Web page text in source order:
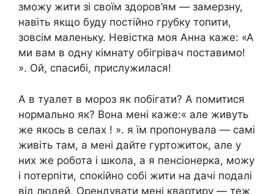
зможу жити зі своїм здоров’ям — замерзну,
навіть якщо буду постійно грубку топити,
зовсім маленьку. Невістка моя Анна каже: «А
ми вам в одну кімнату обігрівач поставимо!
». Ой, спасибі, прислужилася!
А в туалет в мороз як побігати? А помитися
нормально як? Вона мені каже:« але живуть
же якось в селах ! ». я їм пропонувала — самі
живіть там, а мені дайте гуртожиток, але у
них же робота і школа, а я пенсіонерка, можу
і потерпіти, спокійно собі жити на дачі подалі
від людей. Орендувати мені квартиру — теж